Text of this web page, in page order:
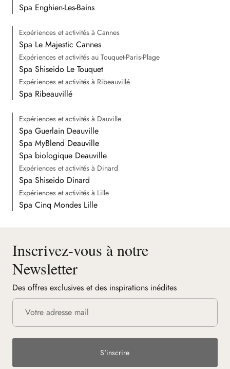
Spa Enghien-Les-Bains
Expériences et activités à Cannes
Spa Le Majestic Cannes
Expériences et activités au Touquet-Paris-Plage
Spa Shiseido Le Touquet
Expériences et activités à Ribeauvillé
Spa Ribeauvillé
Expériences et activités à Dauville
Spa Guerlain Deauville
Spa MyBlend Deauville
Spa biologique Deauville
Expériences et activités à Dinard
Spa Shiseido Dinard
Expériences et activités à Lille
Spa Cinq Mondes Lille
Inscrivez-vous à notre
Newsletter
Des offres exclusives et des inspirations inédites
S'inscrire